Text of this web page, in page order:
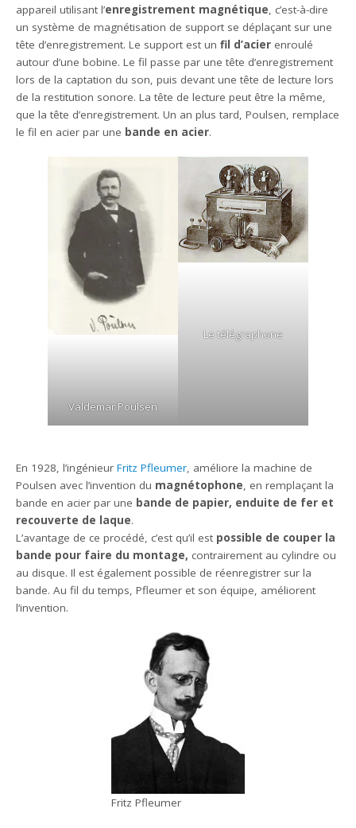
appareil utilisant l’enregistrement magnétique , c’est-à-dire
un système de magnétisation de support se déplaçant sur une
tête d’enregistrement. Le support est unfil d’acier enroulé
autour d’une bobine. Le fil passe par une tête d’enregistrement
lors de la captation du son, puis devant une tête de lecture lors
de la restitution sonore. La tête de lecture peut être la même,
que la tête d’enregistrement. Un an plus tard, Poulsen, remplace
le fil en acier par une bande en acier.
Valdemar Poulsen
Le télégraphone
En 1928, l’ingénieurFritz Pfleumer, améliore la machine de
Poulsen avec l’invention du magnétophone, en remplaçant la
bande en acier par une bande de papier, enduite de fer et
recouverte de laque.
L’avantage de ce procédé, c’est qu’il est possible de couper la
bande pour faire du montage, contrairement au cylindre ou
au disque. Il est également possible de réenregistrer sur la
bande. Au fil du temps, Pfleumer et son équipe, améliorent
l’invention.
Fritz Pfleumer